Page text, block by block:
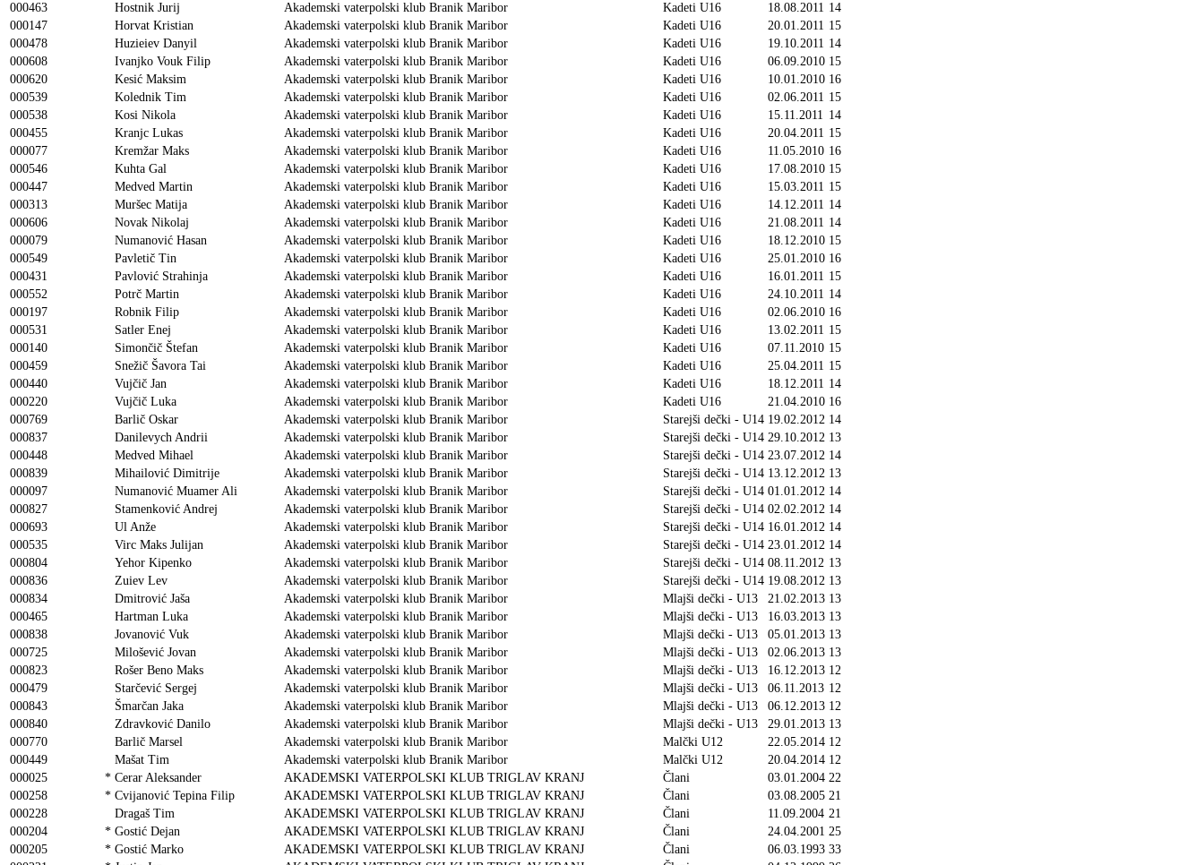
000463
Hostnik Jurij Akademski vaterpolski klub Branik Maribor Kadeti U16 18.08.2011 14
000147
Horvat Kristian Akademski vaterpolski klub Branik Maribor Kadeti U16 20.01.2011 15
000478
Huzieiev Danyil Akademski vaterpolski klub Branik Maribor Kadeti U16 19.10.2011 14
000608
Ivanjko Vouk Filip Akademski vaterpolski klub Branik Maribor Kadeti U16 06.09.2010 15
000620
Kesić Maksim Akademski vaterpolski klub Branik Maribor Kadeti U16 10.01.2010 16
000539
Kolednik Tim Akademski vaterpolski klub Branik Maribor Kadeti U16 02.06.2011 15
000538
Kosi Nikola Akademski vaterpolski klub Branik Maribor Kadeti U16 15.11.2011 14
000455
Kranjc Lukas Akademski vaterpolski klub Branik Maribor Kadeti U16 20.04.2011 15
000077
Kremžar Maks Akademski vaterpolski klub Branik Maribor Kadeti U16 11.05.2010 16
000546
Kuhta Gal Akademski vaterpolski klub Branik Maribor Kadeti U16 17.08.2010 15
000447
Medved Martin Akademski vaterpolski klub Branik Maribor Kadeti U16 15.03.2011 15
000313
Muršec Matija Akademski vaterpolski klub Branik Maribor Kadeti U16 14.12.2011 14
000606
Novak Nikolaj Akademski vaterpolski klub Branik Maribor Kadeti U16 21.08.2011 14
000079
Numanović Hasan Akademski vaterpolski klub Branik Maribor Kadeti U16 18.12.2010 15
000549
Pavletič Tin Akademski vaterpolski klub Branik Maribor Kadeti U16 25.01.2010 16
000431
Pavlović Strahinja Akademski vaterpolski klub Branik Maribor Kadeti U16 16.01.2011 15
000552
Potrč Martin Akademski vaterpolski klub Branik Maribor Kadeti U16 24.10.2011 14
000197
Robnik Filip Akademski vaterpolski klub Branik Maribor Kadeti U16 02.06.2010 16
000531
Satler Enej Akademski vaterpolski klub Branik Maribor Kadeti U16 13.02.2011 15
000140
Simončič Štefan Akademski vaterpolski klub Branik Maribor Kadeti U16 07.11.2010 15
000459
Snežič Šavora Tai Akademski vaterpolski klub Branik Maribor Kadeti U16 25.04.2011 15
000440
Vujčič Jan Akademski vaterpolski klub Branik Maribor Kadeti U16 18.12.2011 14
000220
Vujčič Luka Akademski vaterpolski klub Branik Maribor Kadeti U16 21.04.2010 16
000769
Barlič Oskar Akademski vaterpolski klub Branik Maribor Starejši dečki - U14 19.02.2012 14
000837
Danilevych Andrii Akademski vaterpolski klub Branik Maribor Starejši dečki - U14 29.10.2012 13
000448
Medved Mihael Akademski vaterpolski klub Branik Maribor Starejši dečki - U14 23.07.2012 14
000839
Mihailović Dimitrije Akademski vaterpolski klub Branik Maribor Starejši dečki - U14 13.12.2012 13
000097
Numanović Muamer Ali Akademski vaterpolski klub Branik Maribor Starejši dečki - U14 01.01.2012 14
000827
Stamenković Andrej Akademski vaterpolski klub Branik Maribor Starejši dečki - U14 02.02.2012 14
000693
Ul Anže Akademski vaterpolski klub Branik Maribor Starejši dečki - U14 16.01.2012 14
000535
Virc Maks Julijan Akademski vaterpolski klub Branik Maribor Starejši dečki - U14 23.01.2012 14
000804
Yehor Kipenko Akademski vaterpolski klub Branik Maribor Starejši dečki - U14 08.11.2012 13
000836
Zuiev Lev Akademski vaterpolski klub Branik Maribor Starejši dečki - U14 19.08.2012 13
000834
Dmitrović Jaša Akademski vaterpolski klub Branik Maribor Mlajši dečki - U13 21.02.2013 13
000465
Hartman Luka Akademski vaterpolski klub Branik Maribor Mlajši dečki - U13 16.03.2013 13
000838
Jovanović Vuk Akademski vaterpolski klub Branik Maribor Mlajši dečki - U13 05.01.2013 13
000725
Milošević Jovan Akademski vaterpolski klub Branik Maribor Mlajši dečki - U13 02.06.2013 13
000823
Rošer Beno Maks Akademski vaterpolski klub Branik Maribor Mlajši dečki - U13 16.12.2013 12
000479
Starčević Sergej Akademski vaterpolski klub Branik Maribor Mlajši dečki - U13 06.11.2013 12
000843
Šmarčan Jaka Akademski vaterpolski klub Branik Maribor Mlajši dečki - U13 06.12.2013 12
000840
Zdravković Danilo Akademski vaterpolski klub Branik Maribor Mlajši dečki - U13 29.01.2013 13
000770
Barlič Marsel Akademski vaterpolski klub Branik Maribor Malčki U12 22.05.2014 12
000449
Mašat Tim Akademski vaterpolski klub Branik Maribor Malčki U12 20.04.2014 12
000025
* Cerar Aleksander AKADEMSKI VATERPOLSKI KLUB TRIGLAV KRANJ Člani 03.01.2004 22
000258
* Cvijanović Tepina Filip AKADEMSKI VATERPOLSKI KLUB TRIGLAV KRANJ Člani 03.08.2005 21
000228
Dragaš Tim AKADEMSKI VATERPOLSKI KLUB TRIGLAV KRANJ Člani 11.09.2004 21
000204
* Gostić Dejan AKADEMSKI VATERPOLSKI KLUB TRIGLAV KRANJ Člani 24.04.2001 25
000205
* Gostić Marko AKADEMSKI VATERPOLSKI KLUB TRIGLAV KRANJ Člani 06.03.1993 33